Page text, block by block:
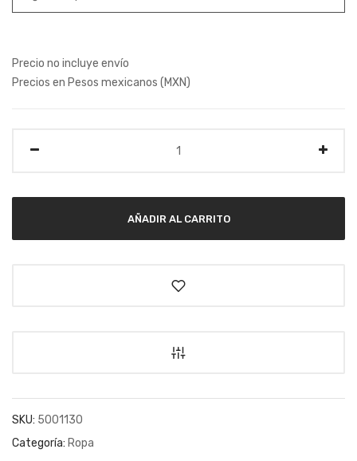
Precio no incluye envío
Precios en Pesos mexicanos (MXN)
AÑADIR AL CARRITO
SKU: 5001130
Categoría: Ropa